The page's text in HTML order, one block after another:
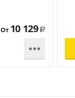
От 10 129 Р
